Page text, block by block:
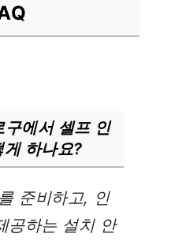
구에서 셀프 인
하나요?
준비하고, 인
공하는 설치 안